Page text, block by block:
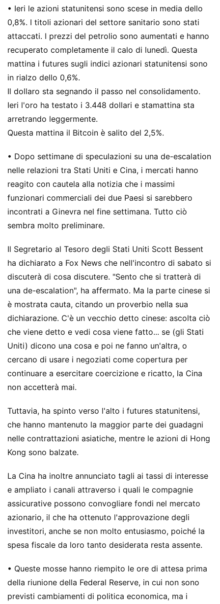
• Ieri le azioni statunitensi sono scese in media dello
0,8%. I titoli azionari del settore sanitario sono stati
attaccati. I prezzi del petrolio sono aumentati e hanno
recuperato completamente il calo di lunedì. Questa
mattina i futures sugli indici azionari statunitensi sono
in rialzo dello 0,6%.
Il dollaro sta segnando il passo nel consolidamento.
Ieri l'oro ha testato i 3.448 dollari e stamattina sta
arretrando leggermente.
Questa mattina il Bitcoin è salito del 2,5%.
• Dopo settimane di speculazioni su una de-escalation
nelle relazioni tra Stati Uniti e Cina, i mercati hanno
reagito con cautela alla notizia che i massimi
funzionari commerciali dei due Paesi si sarebbero
incontrati a Ginevra nel fine settimana. Tutto ciò
sembra molto preliminare.
Il Segretario al Tesoro degli Stati Uniti Scott Bessent
ha dichiarato a Fox News che nell'incontro di sabato si
discuterà di cosa discutere. "Sento che si tratterà di
una de-escalation", ha affermato. Ma la parte cinese si
è mostrata cauta, citando un proverbio nella sua
dichiarazione. C'è un vecchio detto cinese: ascolta ciò
che viene detto e vedi cosa viene fatto... se (gli Stati
Uniti) dicono una cosa e poi ne fanno un'altra, o
cercano di usare i negoziati come copertura per
continuare a esercitare coercizione e ricatto, la Cina
non accetterà mai.
Tuttavia, ha spinto verso l'alto i futures statunitensi,
che hanno mantenuto la maggior parte dei guadagni
nelle contrattazioni asiatiche, mentre le azioni di Hong
Kong sono balzate.
La Cina ha inoltre annunciato tagli ai tassi di interesse
e ampliato i canali attraverso i quali le compagnie
assicurative possono convogliare fondi nel mercato
azionario, il che ha ottenuto l'approvazione degli
investitori, anche se non molto entusiasmo, poiché la
spesa fiscale da loro tanto desiderata resta assente.
• Queste mosse hanno riempito le ore di attesa prima
della riunione della Federal Reserve, in cui non sono
previsti cambiamenti di politica economica, ma i